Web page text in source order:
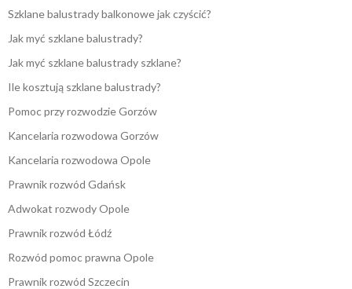
Szklane balustrady balkonowe jak czyścić?
Jak myć szklane balustrady?
Jak myć szklane balustrady szklane?
Ile kosztują szklane balustrady?
Pomoc przy rozwodzie Gorzów
Kancelaria rozwodowa Gorzów
Kancelaria rozwodowa Opole
Prawnik rozwód Gdańsk
Adwokat rozwody Opole
Prawnik rozwód Łódź
Rozwód pomoc prawna Opole
Prawnik rozwód Szczecin